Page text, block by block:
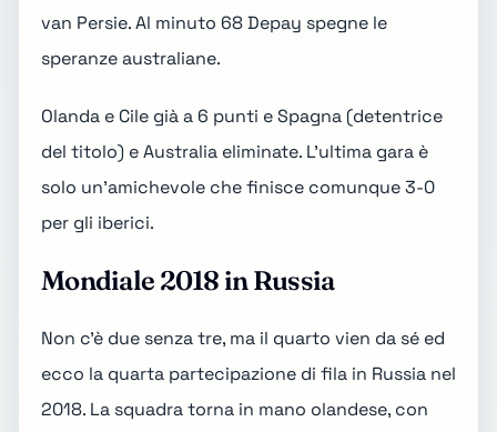
van Persie. Al minuto 68 Depay spegne le
speranze australiane.
Olanda e Cile già a 6 punti e Spagna (detentrice
del titolo) eAustralia eliminate. L'ultima gara è
solo un'amichevole che finisce comunque 3-0
per gli iberici.
Mondiale 2018 in Russia
Non c'è due senza tre, ma il quarto vien da sé ed
ecco la quarta partecipazione di fila in Russia nel
2018. La squadra torna in mano olandese, con